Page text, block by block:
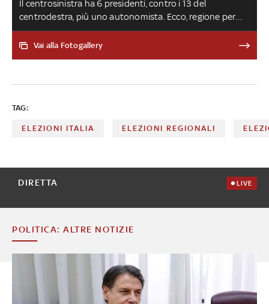
Il centrosinistra ha 6 presidenti, contro i 13 del
centrodestra, più uno autonomista. Ecco, regione per
regione (in ordine alfabetico), chi sono attualmente i
governatori in Italia
Vai alla Fotogallery
TAG:
ELEZIONI ITALIA ELEZIONI REGIONALI
DIRETTA LIVE
POLITICA: ALTRE NOTIZIE